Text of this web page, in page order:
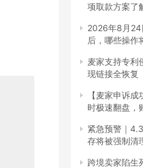
项取款方案了
2026年8月24
后，哪些操作
麦家支持专利
现链接全恢复
【麦家申诉
时极速翻盘，
紧急预警｜
存将被强制清
跨境卖家陷生